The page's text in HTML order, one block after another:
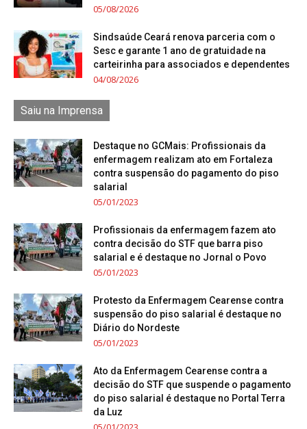
05/08/2026
Sindsaúde Ceará renova parceria com o
Sesc e garante 1 ano de gratuidade na
carteirinha para associados e dependentes
04/08/2026
Saiu na Imprensa
Destaque no GCMais: Profissionais da
enfermagem realizam ato em Fortaleza
contra suspensão do pagamento do piso
salarial
05/01/2023
Profissionais da enfermagem fazem ato
contra decisão do STF que barra piso
salarial e é destaque no Jornal o Povo
05/01/2023
Protesto da Enfermagem Cearense contra
suspensão do piso salarial é destaque no
Diário do Nordeste
05/01/2023
Ato da Enfermagem Cearense contra a
decisão do STF que suspende o pagamento
do piso salarial é destaque no Portal Terra
da Luz